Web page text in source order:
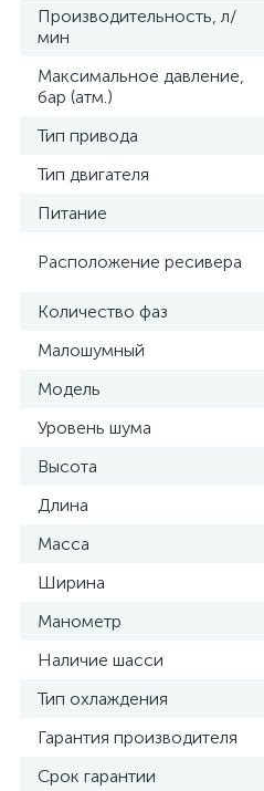
Производительность, л/
мин
Максимальное давление,
бар (атм.)
Тип привода
Тип двигателя
Питание
Расположение ресивера
Количество фаз
Малошумный
Модель
Уровень шума
Высота
Длина
Масса
Ширина
Манометр
Наличие шасси
Тип охлаждения
Гарантия производителя
Срок гарантии